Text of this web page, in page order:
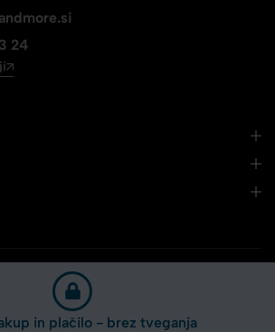
24
in plačilo - brez tveganja